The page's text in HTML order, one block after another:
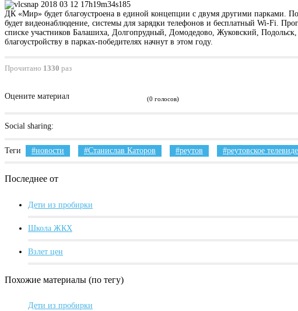
ДК «Мир» будет благоустроена в единой концепции с двумя другими парками.
будет видеонаблюдение, системы для зарядки телефонов и бесплатный Wi-Fi.
списке участников Балашиха, Долгопрудный, Домодедово, Жуковский,
благоустройству в парках-победителях начнут в этом году.
Прочитано 1330 раз
Оцените материал (0 голосов)
Social sharing:
Теги новости Станислав Каторов реутов реутовское
Последнее от
Дети из пробирки
Школа ЖКХ
Взлет цен
Похожие материалы (по тегу)
Дети из пробирки